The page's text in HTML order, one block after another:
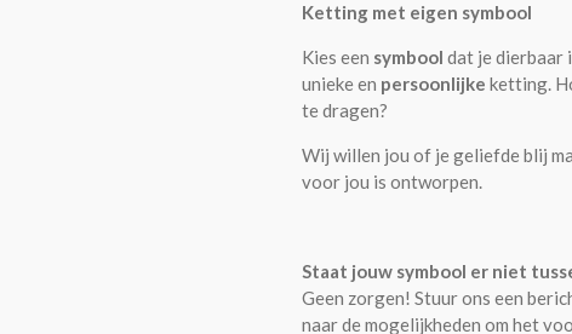
Ketting met eigen symbool
Kies een symbool dat je dierbaar
unieke en persoonlijke ketting.
te dragen?
Wij willen jou of je geliefde blij
voor jou is ontworpen.
Staat jouw symbool er niet
Geen zorgen! Stuur ons een
naar de mogelijkheden om het